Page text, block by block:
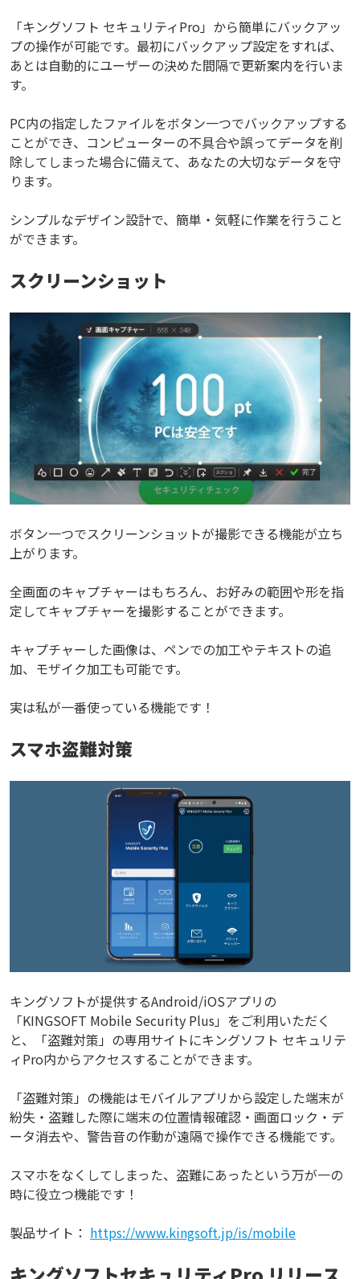
「キングソフト セキュリティPro」から簡単にバックアッ
プの操作が可能です。最初にバックアップ設定をすれば、
あとは自動的にユーザーの決めた間隔で更新案内を行いま
す。
PC内の指定したファイルをボタン一つでバックアップする
ことができ、コンピューターの不具合や誤ってデータを削
除してしまった場合に備えて、あなたの大切なデータを守
ります。
シンプルなデザイン設計で、簡単・気軽に作業を行うこと
ができます。
スクリーンショット
ボタン一つでスクリーンショットが撮影できる機能が立ち
上がります。
全画面のキャプチャーはもちろん、お好みの範囲や形を指
定してキャプチャーを撮影することができます。
キャプチャーした画像は、ペンでの加工やテキストの追
加、モザイク加工も可能です。
実は私が一番使っている機能です！
スマホ盗難対策
キングソフトが提供するAndroid/iOSアプリの
「KINGSOFT Mobile Security Plus」をご利用いただく
と、「盗難対策」の専用サイトにキングソフト セキュリテ
ィPro内からアクセスすることができます。
「盗難対策」の機能はモバイルアプリから設定した端末が
紛失・盗難した際に端末の位置情報確認・画面ロック・デ
ータ消去や、警告音の作動が遠隔で操作できる機能です。
スマホをなくしてしまった、盗難にあったという万が一の
時に役立つ機能です！
製品サイト： https://www.kingsoft.jp/is/mobile